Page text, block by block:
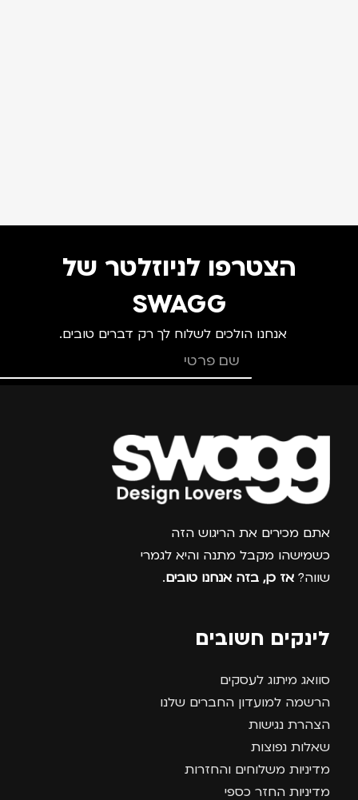
הצטרפו לניוזלטר של
SWAGG
אנחנו הולכים לשלוח לך רק דברים טובים.
צרפו אותי למועדון
אתם מכירים את הריגוש הזה
כשמישהו מקבל מתנה והיא לגמרי
שווה? אז כן, בזה אנחנו טובים.
לינקים חשובים
סוואג מיתוג לעסקים
הרשמה למועדון החברים שלנו
הצהרת נגישות
שאלות נפוצות
מדיניות משלוחים והחזרות
מדיניות החזר כספי